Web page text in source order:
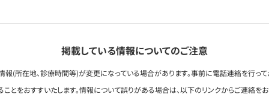
掲載している情報についてのご注意
報(所在地、診療時間等)が変更になっている場合があります。事前に電話連絡を行っ
ことをおすすいたします。情報について誤りがある場合は、以下のリンクからご連絡を